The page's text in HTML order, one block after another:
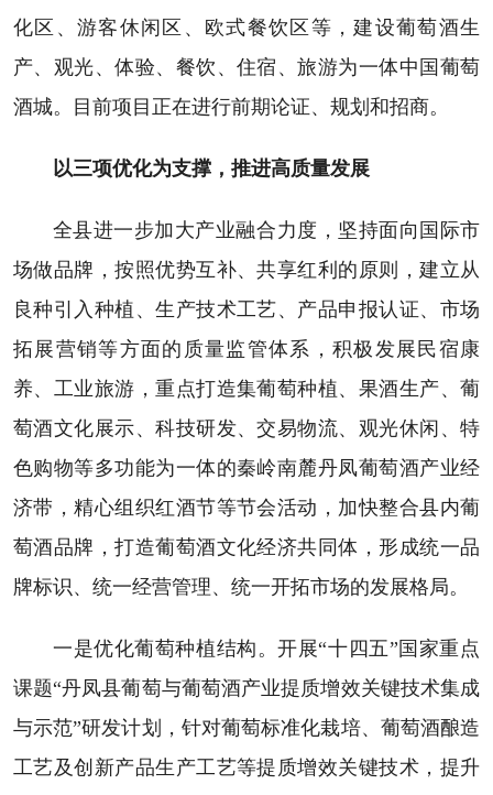
化区、游客休闲区、欧式餐饮区等，建设葡萄酒生
产、观光、体验、餐饮、住宿、旅游为一体中国葡萄
酒城。目前项目正在进行前期论证、规划和招商。
以三项优化为支撑，推进高质量发展
全县进一步加大产业融合力度，坚持面向国际市
场做品牌，按照优势互补、共享红利的原则，建立从
良种引入种植、生产技术工艺、产品申报认证、市场
拓展营销等方面的质量监管体系，积极发展民宿康
养、工业旅游，重点打造集葡萄种植、果酒生产、葡
萄酒文化展示、科技研发、交易物流、观光休闲、特
色购物等多功能为一体的秦岭南麓丹凤葡萄酒产业经
济带，精心组织红酒节等节会活动，加快整合县内葡
萄酒品牌，打造葡萄酒文化经济共同体，形成统一品
牌标识、统一经营管理、统一开拓市场的发展格局。
一是优化葡萄种植结构。开展“十四五”国家重点
课题“丹凤县葡萄与葡萄酒产业提质增效关键技术集成
与示范”研发计划，针对葡萄标准化栽培、葡萄酒酿造
工艺及创新产品生产工艺等提质增效关键技术，提升